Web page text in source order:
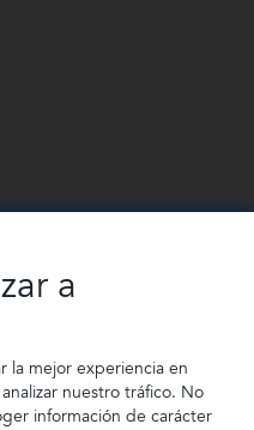
colecciones, eventos y
SUSCRIBIRSE
a
la mejor experiencia en
nuestro tráfico. No
información de carácter